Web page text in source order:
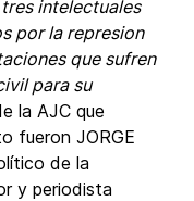
intelectuales
por la represion
que sufren
para su
la AJC que
fueron JORGE
de la
y periodista